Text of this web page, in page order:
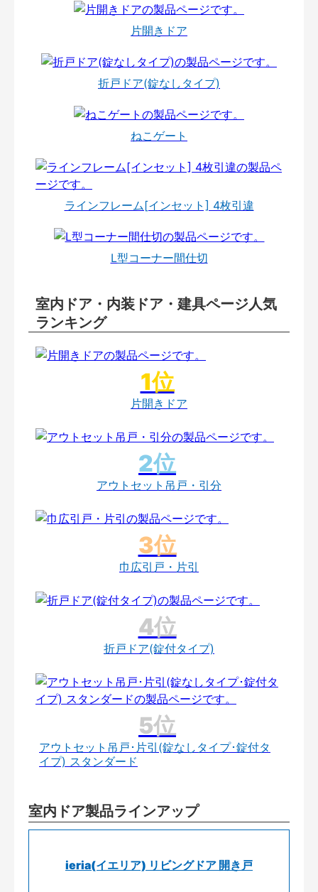
片開きドア
折戸ドア(錠なしタイプ)
ねこゲート
ラインフレーム[インセット] 4枚引違
L型コーナー間仕切
室内ドア・内装ドア・建具ページ人気
ランキング
片開きドア
アウトセット吊戸・引分
巾広引戸・片引
折戸ドア(錠付タイプ)
アウトセット吊戸･片引(錠なしタイプ･錠付タ
イプ) スタンダード
室内ドア製品ラインアップ
ieria(イエリア) リビングドア 開き戸